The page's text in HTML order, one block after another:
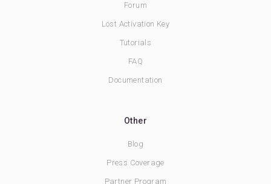
Forum
Lost Activation Key
Tutorials
FAQ
Documentation
Other
Blog
Press Coverage
Partner Program